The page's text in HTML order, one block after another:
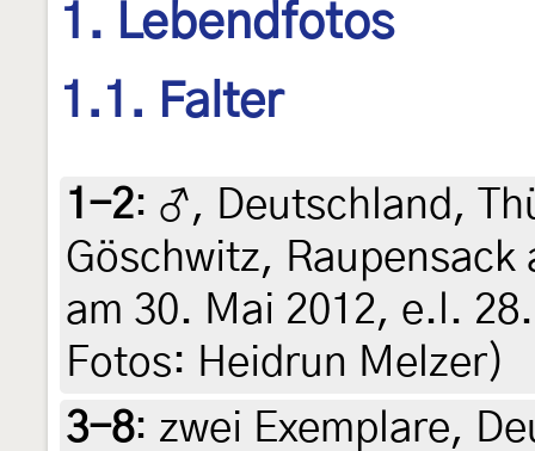
1. Lebendfotos
1.1. Falter
1-2: ♂, Deutschland,
Göschwitz, Raupensack
am 30. Mai 2012, e.l.
Fotos: Heidrun Melzer)
3-8: zwei Exemplare,